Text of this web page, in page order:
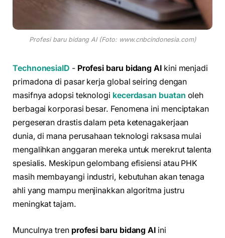
Profesi baru bidang AI (Foto: www.cnbcindonesia.com)
TechnonesiaID - Profesi baru bidang AIkini menjadi
primadona di pasar kerja global seiring dengan
masifnya adopsi teknologi kecerdasan buatan oleh
berbagai korporasi besar. Fenomena ini menciptakan
pergeseran drastis dalam peta ketenagakerjaan
dunia, di mana perusahaan teknologi raksasa mulai
mengalihkan anggaran mereka untuk merekrut talenta
spesialis. Meskipun gelombang efisiensi atau PHK
masih membayangi industri, kebutuhan akan tenaga
ahli yang mampu menjinakkan algoritma justru
meningkat tajam.
Munculnya tren profesi baru bidang AI ini